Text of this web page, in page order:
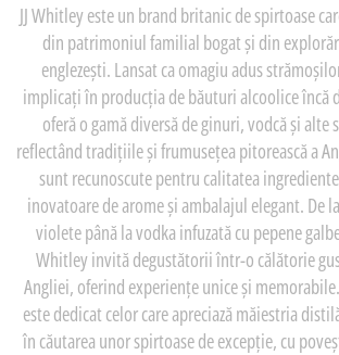
JJ Whitley este un brand britanic de spirtoase
din patrimoniul familial bogat și din
englezești. Lansat ca omagiu adus
implicați în producția de băuturi alcoolice încă
oferă o gamă diversă de ginuri, vodcă și alte
reflectând tradițiile și frumusețea pitorească a
sunt recunoscute pentru calitatea
inovatoare de arome și ambalajul elegant. De
violete până la vodka infuzată cu pepene
Whitley invită degustătorii într-o călătorie
Angliei, oferind experiențe unice și
este dedicat celor care apreciază măiestria
în căutarea unor spirtoase de excepție, cu